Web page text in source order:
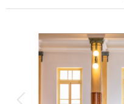
撮影料
着付け
アルバム